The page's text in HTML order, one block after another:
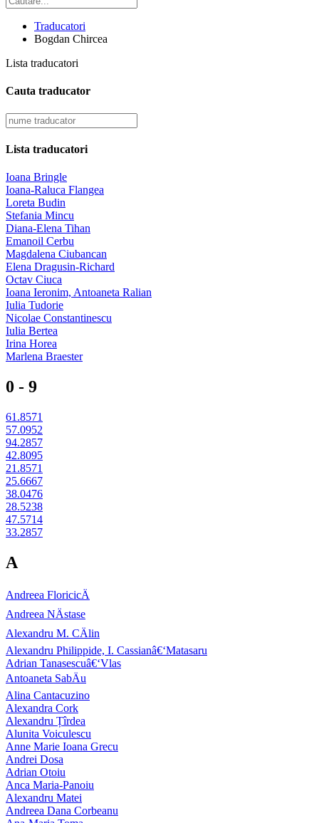
Traducatori
Bogdan Chircea
Lista traducatori
Cauta traducator
Lista traducatori
Ioana Bringle
Ioana-Raluca Flangea
Loreta Budin
Stefania Mincu
Diana-Elena Tihan
Emanoil Cerbu
Magdalena Ciubancan
Elena Dragusin-Richard
Octav Ciuca
Ioana Ieronim, Antoaneta Ralian
Iulia Tudorie
Nicolae Constantinescu
Iulia Bertea
Irina Horea
Marlena Braester
0 - 9
61.8571
57.0952
94.2857
42.8095
21.8571
25.6667
38.0476
28.5238
47.5714
33.2857
A
Andreea FloricicÄ
Andreea NÄstase
Alexandru M. CÄlin
Alexandru Philippide, I. Cassianâ€‘Matasaru
Adrian Tanasescuâ€‘Vlas
Antoaneta SabÄu
Alina Cantacuzino
Alexandra Cork
Alexandru Țîrdea
Alunita Voiculescu
Anne Marie Ioana Grecu
Andrei Dosa
Adrian Otoiu
Anca Maria-Panoiu
Alexandru Matei
Andreea Dana Corbeanu